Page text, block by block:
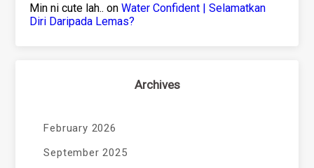
Min ni cute lah.. onWater Confident | Selamatkan
Diri Daripada Lemas?
Archives
February 2026
September 2025